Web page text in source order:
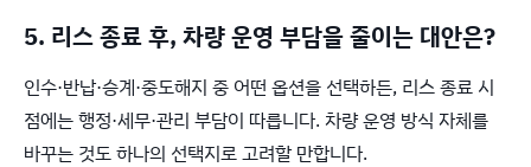
5. 리스 종료 후, 차량 운영 부담을 줄이는 대안은?
인수·반납·승계·중도해지 중 어떤 옵션을 선택하든, 리스 종료 시
점에는 행정·세무·관리 부담이 따릅니다. 차량 운영 방식 자체를
바꾸는 것도 하나의 선택지로 고려할 만합니다.